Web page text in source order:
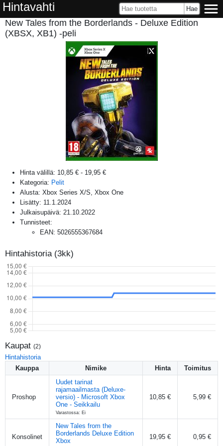
Hintavahti
New Tales from the Borderlands - Deluxe Edition
(XBSX, XB1) -peli
Hinta välillä: 10,85 € - 19,95 €
Kategoria: Pelit
Alusta: Xbox Series X/S, Xbox One
Lisätty: 11.1.2024
Julkaisupäivä: 21.10.2022
Tunnisteet:
EAN: 5026555367684
Hintahistoria (3kk)
Kaupat (2)
Hintahistoria
Kauppa
Nimike Hinta Toimitus
Proshop
Uudet tarinat
rajamaailmasta (Deluxe-
versio) - Microsoft Xbox
One - Seikkailu
Varastossa: Ei
10,85 € 5,99 €
Konsolinet
New Tales from the
Borderlands Deluxe Edition
Xbox
19,95 € 0,95 €